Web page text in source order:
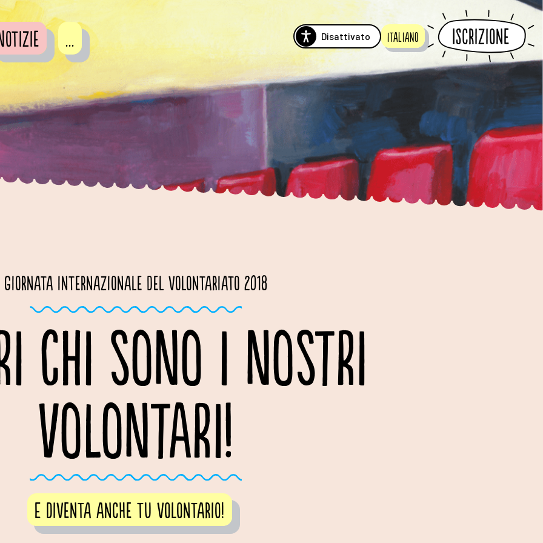
Disattivato Italiano Iscrizione
...
Giornata internazionale del volontariato 2018
CHI SONO I NOSTRI
VOLONTARI!
E diventa anche tu volontario!